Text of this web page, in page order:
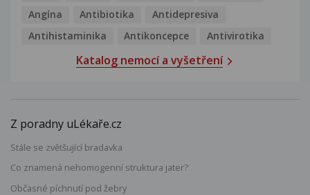
Angína
Antibiotika
Antidepresiva
Antihistaminika
Antikoncepce Antivirotika
Katalog nemocí a vyšetření
Z poradny uLékaře.cz
Stále se zvětšující bradavka
Co znamená nehomogenní struktura jater?
Občasné píchnutí pod žebry